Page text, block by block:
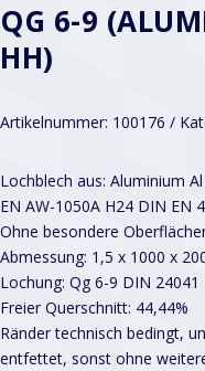
QG 6-9
HH)
Artikelnummer: 100176
Lochblech aus: Aluminium
EN AW-1050A H24 DIN EN
Ohne besondere
Abmessung: 1,5 x 1000 x
Lochung: Qg 6-9 DIN 24041
Freier Querschnitt: 44,44%
Ränder technisch bedingt,
entfettet, sonst ohne